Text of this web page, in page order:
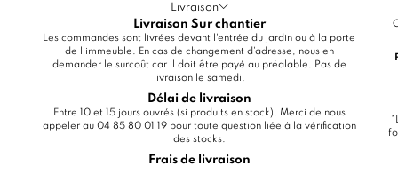
Livraison
Livraison Sur chantier
Les commandes sont livrées devant l'entrée du jardin ou à la porte
de l'immeuble. En cas de changement d'adresse, nous en
demander le surcoût car il doit être payé au préalable. Pas de
livraison le samedi.
Délai de livraison
Entre 10 et 15 jours ouvrés (si produits en stock). Merci de nous
appeler au 04 85 80 01 19 pour toute question liée à la vérification
des stocks.
Frais de livraison